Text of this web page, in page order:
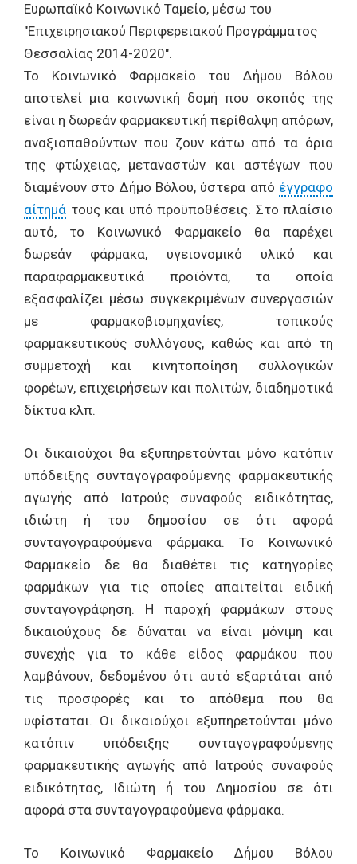
Ευρωπαϊκό Κοινωνικό Ταμείο, μέσω του
"Επιχειρησιακού Περιφερειακού Προγράμματος
Θεσσαλίας 2014-2020".
Το Κοινωνικό Φαρμακείο του Δήμου Βόλου
αποτελεί μια κοινωνική δομή που σκοπός της
είναι η δωρεάν φαρμακευτική περίθαλψη απόρων,
αναξιοπαθούντων που ζουν κάτω από τα όρια
της φτώχειας, μεταναστών και αστέγων που
διαμένουν στο Δήμο Βόλου, ύστερα από έγγραφο
αίτημά τους και υπό προϋποθέσεις. Στο πλαίσιο
αυτό, το Κοινωνικό Φαρμακείο θα παρέχει
δωρεάν φάρμακα, υγειονομικό υλικό και
παραφαρμακευτικά προϊόντα, τα οποία
εξασφαλίζει μέσω συγκεκριμένων συνεργασιών
με φαρμακοβιομηχανίες, τοπικούς
φαρμακευτικούς συλλόγους, καθώς και από τη
συμμετοχή και κινητοποίηση συλλογικών
φορέων, επιχειρήσεων και πολιτών, διαδημοτικά
δίκτυα κλπ.
Οι δικαιούχοι θα εξυπηρετούνται μόνο κατόπιν
υπόδειξης συνταγογραφούμενης φαρμακευτικής
αγωγής από Ιατρούς συναφούς ειδικότητας,
ιδιώτη ή του δημοσίου σε ότι αφορά
συνταγογραφούμενα φάρμακα. Το Κοινωνικό
Φαρμακείο δε θα διαθέτει τις κατηγορίες
φαρμάκων για τις οποίες απαιτείται ειδική
συνταγογράφηση. Η παροχή φαρμάκων στους
δικαιούχους δε δύναται να είναι μόνιμη και
συνεχής για το κάθε είδος φαρμάκου που
λαμβάνουν, δεδομένου ότι αυτό εξαρτάται από
τις προσφορές και το απόθεμα που θα
υφίσταται. Οι δικαιούχοι εξυπηρετούνται μόνο
κατόπιν υπόδειξης συνταγογραφούμενης
φαρμακευτικής αγωγής από Ιατρούς συναφούς
ειδικότητας, Ιδιώτη ή του Δημοσίου σε ότι
αφορά στα συνταγογραφούμενα φάρμακα.
Το Κοινωνικό Φαρμακείο Δήμου Βόλου